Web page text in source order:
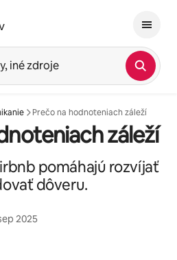
iné zdroje
Prečo na hodnoteniach záleží
záleží
pomáhajú rozvíjať
dôveru.
2025